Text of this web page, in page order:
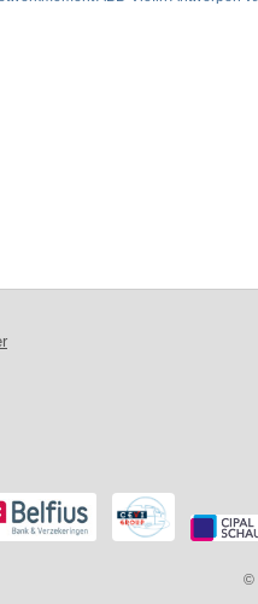
©